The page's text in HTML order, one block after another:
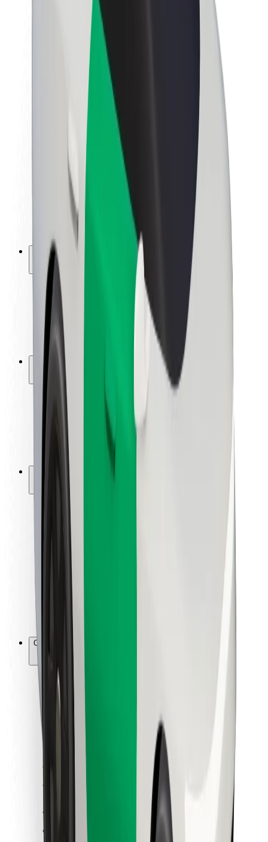
Sobre a Bolt
Sustentabilidade na Bolt
Projeto Zero
Sala de imprensa
Diretrizes da marca
Relações com investidores
Liderança
Marca
Imprensa
Fundo Urbano
Segurança
Segurança dos passageiros
Segurança dos motoristas
Segurança das trotinetes
Safety Lab
Cidades
Localizações
Soluções para as cidades
Aeroportos
Estações de carregamento da Bolt
Ajuda
Para passageiros
Para motoristas
Para estafetas
Bolt Food
Para gestores de frota
Bolt for Business
Outros
Fornecedores
Termos & Condições
Cookies
Segurança
Uma viagem em poucos minutos!
Instalar app da Bolt
Encontra o teu prato favorito!
Instalar app da Bolt Food